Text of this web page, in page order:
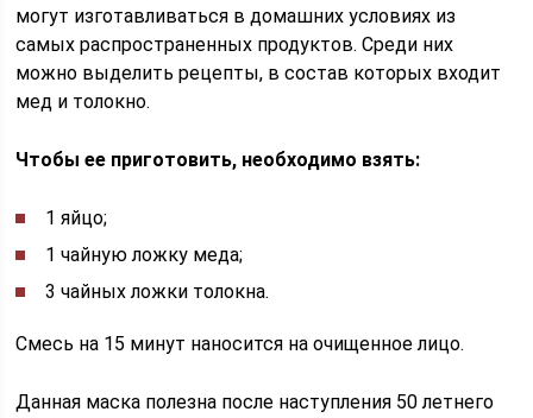
могут изготавливаться в домашних условиях из
самых распространенных продуктов. Среди них
можно выделить рецепты, в состав которых входит
мед и толокно.
Чтобы ее приготовить, необходимо взять:
1 яйцо;
1 чайную ложку меда;
3 чайных ложки толокна.
Смесь на 15 минут наносится на очищенное лицо.
Данная маска полезна после наступления 50 летнего